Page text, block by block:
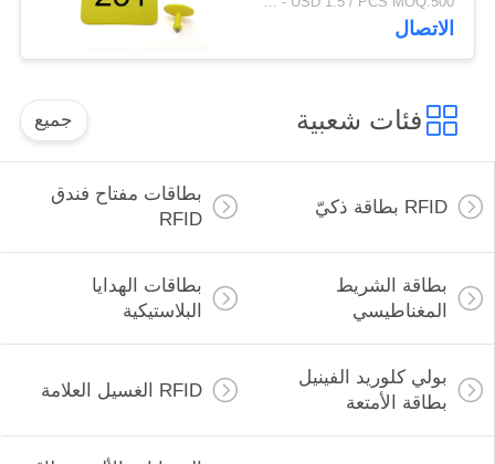
الاتصال
فئات شعبية جميع
RFID بطاقة ذكيّ
بطاقات مفتاح فندق
RFID
بطاقة الشريط
المغناطيسي
بطاقات الهدايا
البلاستيكية
بولي كلوريد الفينيل
بطاقة الأمتعة
RFID الغسيل العلامة